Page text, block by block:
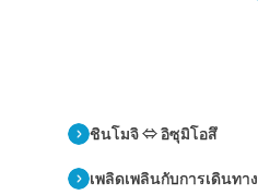
ชินโมจิ ⇔ อิซุมิโอสึ
เพลิดเพลินกับการเดินทาง